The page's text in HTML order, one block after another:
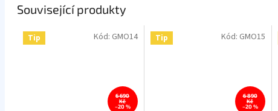
Související produkty
Tip
6 690
Kč
–20 %
Kód: GMO14 Tip
6 890
Kč
–20 %
Kód: GMO15